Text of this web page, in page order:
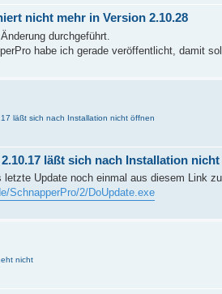
nicht mehr in Version 2.10.28
durchgeführt.
habe ich gerade veröffentlicht, damit
läßt sich nach Installation nicht öffnen
läßt sich nach Installation
Update noch einmal aus diesem Link
SchnapperPro/2/DoUpdate.exe
nicht